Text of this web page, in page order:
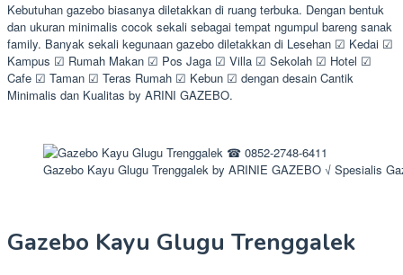
Kebutuhan gazebo biasanya diletakkan di ruang terbuka. Dengan bentuk
dan ukuran minimalis cocok sekali sebagai tempat ngumpul bareng sanak
family. Banyak sekali kegunaan gazebo diletakkan di Lesehan ☑ Kedai ☑
Kampus ☑ Rumah Makan ☑ Pos Jaga ☑ Villa ☑ Sekolah ☑ Hotel ☑
Cafe ☑ Taman ☑ Teras Rumah ☑ Kebun ☑ dengan desain Cantik
Minimalis dan Kualitas by ARINI GAZEBO.
Gazebo Kayu Glugu Trenggalek by ARINIE GAZEBO √ Spesialis
Gazebo Kayu Glugu Trenggalek